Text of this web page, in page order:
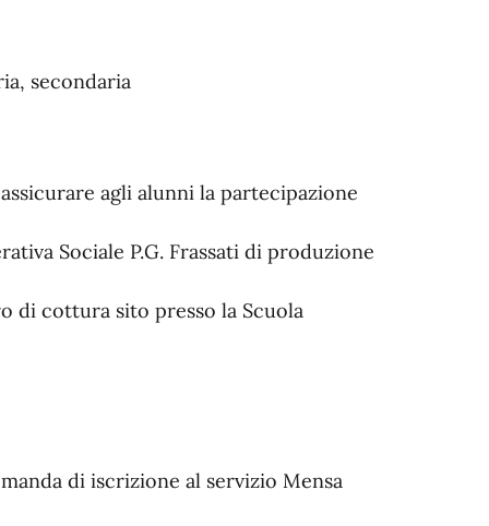
secondaria
agli alunni la partecipazione
Sociale P.G. Frassati di produzione
di cottura sito presso la Scuola
di iscrizione al servizio Mensa